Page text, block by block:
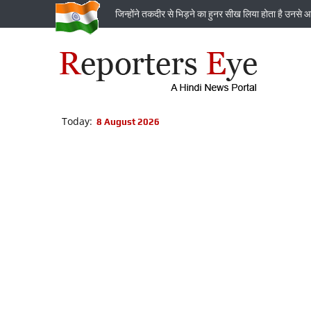
जिन्‍होंने तकदीर से भिड़ने का हुनर सीख लिया होता है उनसे
Today: 8 August 2026